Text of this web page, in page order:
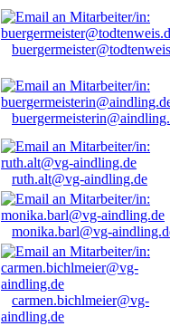
ruth.alt@vg-aindling.de
monika.barl@vg-
carmen.bichlmeier@vg-
aindling.de